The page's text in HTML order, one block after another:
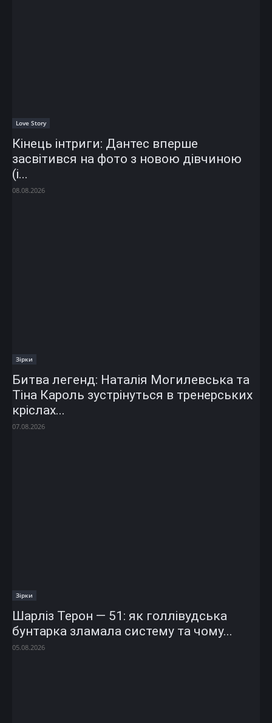
Love Story
Кінець інтриги: Дантес вперше
засвітився на фото з новою дівчиною
(і...
08.08.2026
Зірки
Битва легенд: Наталія Могилевська та
Тіна Кароль зустрінуться в тренерських
кріслах...
07.08.2026
Зірки
Шарліз Терон — 51: як голлівудська
бунтарка зламала систему та чому...
05.08.2026